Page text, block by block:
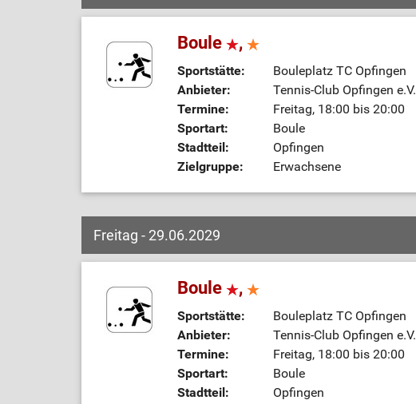
Boule ,
Sportstätte:
Bouleplatz TC Opfingen
Anbieter:
Tennis-Club Opfingen e.V.
Termine:
Freitag, 18:00 bis 20:00
Sportart:
Boule
Stadtteil:
Opfingen
Zielgruppe:
Erwachsene
Freitag - 29.06.2029
Boule ,
Sportstätte:
Bouleplatz TC Opfingen
Anbieter:
Tennis-Club Opfingen e.V.
Termine:
Freitag, 18:00 bis 20:00
Sportart:
Boule
Stadtteil:
Opfingen